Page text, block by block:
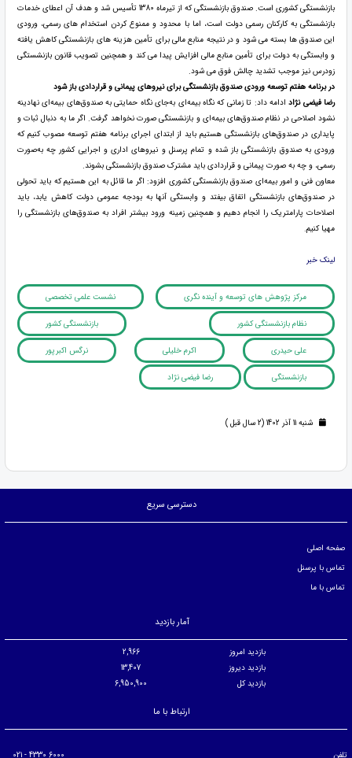
بازنشستگی کشوری است. صندوق بازنشستگی که از تیرماه 1380 تأسیس شد و هدف آن اعطای خدمات
بازنشستگی به کارکنان رسمی دولت است، اما با محدود و ممنوع کردن استخدام های رسمی، ورودی
این صندوق ها بسته می شود و در نتیجه منابع مالی برای تأمین هزینه های بازنشستگی کاهش یافته
و وابستگی به دولت برای تأمین منابع مالی افزایش پیدا می کند و همچنین تصویب قانون بازنشستگی
زودرس نیز موجب تشدید چالش فوق می شود.
در برنامه هفتم توسعه ورودی صندوق بازنشستگی برای نیروهای پیمانی و قراردادی باز شود
رضا فیضی نژادادامه داد: تا زمانی که نگاه بیمه‌ای به‌جای نگاه حمایتی به صندوق‌های بیمه‌ای نهادینه
نشود اصلاحی در نظام صندوق‌های بیمه‌ای و بازنشستگی صورت نخواهد گرفت. اگر ما به دنبال ثبات و
پایداری در صندوق‌های بازنشستگی هستیم باید از ابتدای اجرای برنامه هفتم توسعه مصوب کنیم که
ورودی به صندوق بازنشستگی باز شده و تمام پرسنل و نیروهای اداری و اجرایی کشور چه به‌صورت
رسمی، و چه به صورت پیمانی و قراردادی باید مشترک صندوق بازنشستگی بشوند.
معاون فنی و امور بیمه‌ای صندوق بازنشستگی کشوری افزود: اگر ما قائل به این هستیم که باید تحولی
در صندوق‌های بازنشستگی اتفاق بیفتد و وابستگی آنها به بودجه عمومی دولت کاهش یابد، باید
اصلاحات پارامتریک را انجام دهیم و همچنین زمینه ورود بیشتر افراد به صندوق‌های بازنشستگی را
مهیا کنیم.
لینک خبر
مرکز پژوهش های توسعه و آینده نگری نشست علمی تخصصی
نظام بازنشستگی کشور بازنشستگی کشور
علی حیدری اکرم خلیلی نرگس اکبرپور
بازنشستگی رضا فیضی نژاد
شنبه 11 آذر 1402 (2 سال قبل )
دسترسی سریع
صفحه اصلی
تماس با پرسنل
تماس با ما
آمار بازدید
بازدید امروز
2,966
بازدید دیروز
13,407
بازدید کل
6,950,900
ارتباط با ما
تلفن